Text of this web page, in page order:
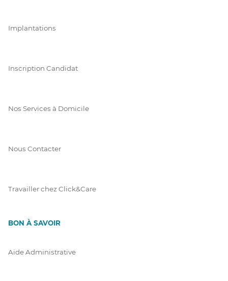
Implantations
Inscription Candidat
Nos Services à Domicile
Nous Contacter
Travailler chez Click&Care
BON À SAVOIR
Aide Administrative